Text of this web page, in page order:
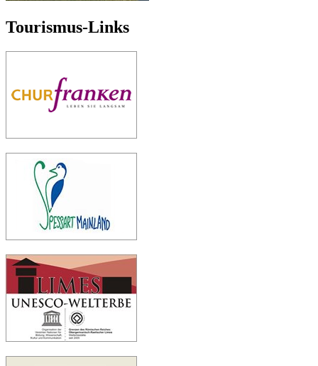
Tourismus-Links